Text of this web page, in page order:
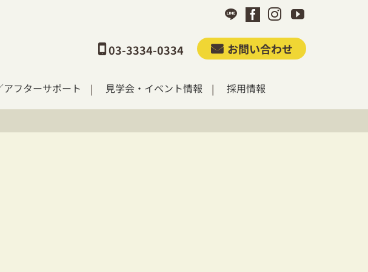
03-3334-0334 お問い合わせ
アフターサポート 見学会・イベント情報 採用情報